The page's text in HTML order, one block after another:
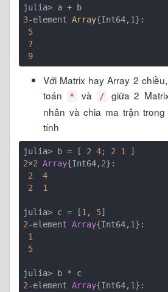
3-element Array{Int64, 1}:
5
7
9
Với Matrix hay Array 2
toán
* và /
giữa 2
nhân và chia ma trận
tính
julia> b = [ 2 4; 2 1
2×2 Array{Int64, 2}:
2
4
2
1
julia> c = [1, 5
2-element Array{Int64, 1}:
1
5
2-element Array{Int64, 1}: